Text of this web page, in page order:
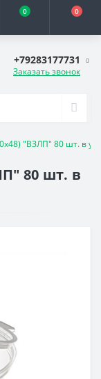
0 0
+79283177731
Заказать звонок
"ВЗЛП" 80 шт. в
80 шт. в